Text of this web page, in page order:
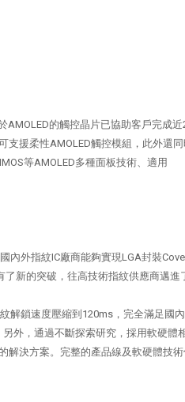
的觸控晶片已協助客戶完成近
支援柔性AMOLED觸控模組，此外還
等AMOLED多種面板技術、適用
內外指紋IC廠商能夠實現LGA封裝
新的突破，往高技術指紋供應商邁進
解鎖速度壓縮到120ms，完全滿足國
外，通過不斷探索研究，採用軟硬體
解決方案。完整的產品線及軟硬體技